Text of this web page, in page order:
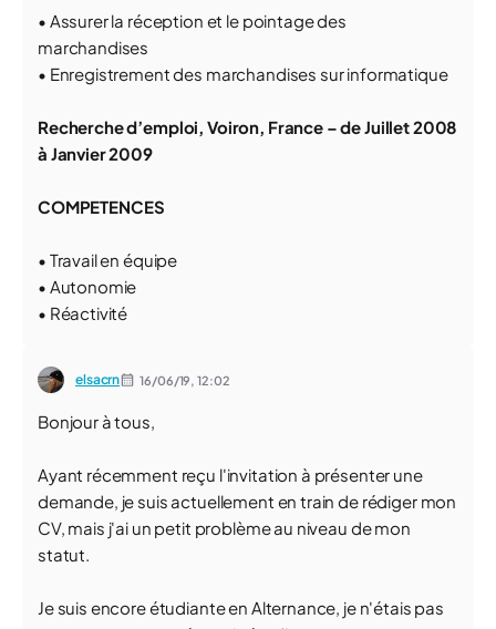
• Assurer la réception et le pointage des
marchandises
• Enregistrement des marchandises sur informatique
Recherche d’emploi, Voiron, France – de Juillet 2008
à Janvier 2009
COMPETENCES
• Travail en équipe
• Autonomie
• Réactivité
elsacrn 16/06/19,12:02
Bonjour à tous,
Ayant récemment reçu l'invitation à présenter une
demande, je suis actuellement en train de rédiger mon
CV, mais j'ai un petit problème au niveau de mon
statut.
Je suis encore étudiante en Alternance, je n'étais pas